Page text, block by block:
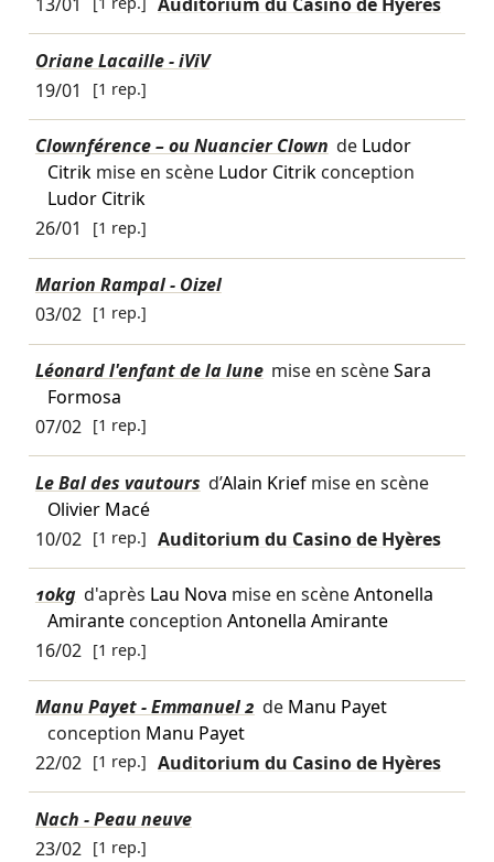
Oriane Lacaille - iViV
19/01
[1 rep.]
Clownférence – ou Nuancier Clown de Ludor
Citrikmise en scène Ludor Citrikconception
Ludor Citrik
26/01
[1 rep.]
Marion Rampal - Oizel
03/02 [1 rep.]
Léonard l'enfant de la lune mise en scèneSara
Formosa
07/02 [1 rep.]
Le Bal des vautours d’Alain Kriefmise en scène
Olivier Macé
10/02 [1 rep.] Auditorium du Casino de Hyères
10kg d'après Lau Nova mise en scèneAntonella
Amiranteconception Antonella Amirante
16/02 [1 rep.]
Manu Payet - Emmanuel 2 de Manu Payet
conception Manu Payet
22/02 [1 rep.] Auditorium du Casino de Hyères
Nach - Peau neuve
23/02 [1 rep.]